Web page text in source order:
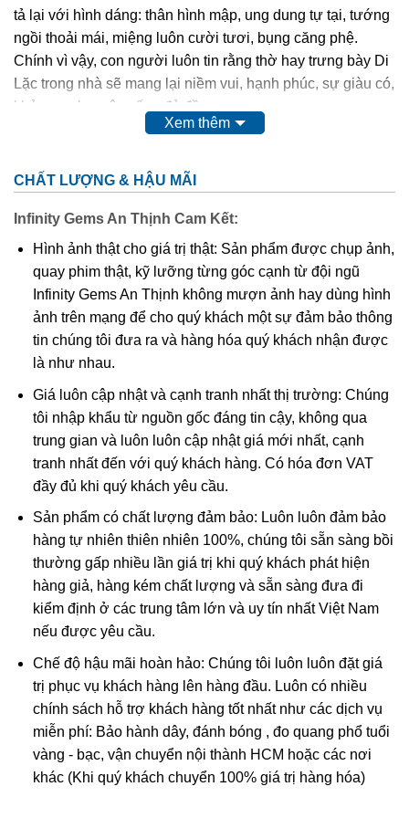
tả lại với hình dáng: thân hình mập, ung dung tự tại, tướng
ngồi thoải mái, miệng luôn cười tươi, bụng căng phệ.
Chính vì vậy, con người luôn tin rằng thờ hay trưng bày Di
Lặc trong nhà sẽ mang lại niềm vui, hạnh phúc, sự giàu có,
khỏe mạnh, cuộc sống đủ đầy.
nghệ nhân điêu khắc nên Ngài cũng quý và sang không
kém như: các loại gỗ quý, đá quý,…
công ty, nơi công cộng thì hình ảnh Ngài cũng được điêu
khắc tinh xảo trên nền mặt dây chuyền. Điều này giúp
chúng ta có thể mang Phật bên mình mọi lúc mọi nơi để
phù hộ độ trì,…Và mặt dây chuyềnPhật Di Lặccũng được
nhiều tín đồ kể cả tín ngưỡng Phật hay không tín ngưỡng
đều ưa chuộng.
Ngày nay, Phật Di Lặc Đá Ruby được tạo hình nhiều kiểu
khác nhau chứ không có 1 kiểu nhất định:
Phật Di Lặc nô đùa cùng bọn trẻ
Phật Di Lặc kéo túi tiền
Xem thêm
CHẤT LƯỢNG & HẬU MÃI
Infinity Gems An Thịnh Cam Kết:
Hình ảnh thật cho giá trị thật: Sản phẩm được chụp ảnh,
quay phim thật, kỹ lưỡng từng góc cạnh từ đội ngũ
Infinity Gems An Thịnh không mượn ảnh hay dùng hình
ảnh trên mạng để cho quý khách một sự đảm bảo thông
tin chúng tôi đưa ra và hàng hóa quý khách nhận được
là như nhau.
Giá luôn cập nhật và cạnh tranh nhất thị trường: Chúng
tôi nhập khẩu từ nguồn gốc đáng tin cậy, không qua
trung gian và luôn luôn cập nhật giá mới nhất, cạnh
tranh nhất đến với quý khách hàng. Có hóa đơn VAT
đầy đủ khi quý khách yêu cầu.
Sản phẩm có chất lượng đảm bảo: Luôn luôn đảm bảo
hàng tự nhiên thiên nhiên 100%, chúng tôi sẵn sàng bồi
thường gấp nhiều lần giá trị khi quý khách phát hiện
hàng giả, hàng kém chất lượng và sẵn sàng đưa đi
kiểm định ở các trung tâm lớn và uy tín nhất Việt Nam
nếu được yêu cầu.
Chế độ hậu mãi hoàn hảo: Chúng tôi luôn luôn đặt giá
trị phục vụ khách hàng lên hàng đầu. Luôn có nhiều
chính sách hỗ trợ khách hàng tốt nhất như các dịch vụ
miễn phí: Bảo hành dây, đánh bóng , đo quang phổ tuổi
vàng - bạc, vận chuyển nội thành HCM hoặc các nơi
khác (Khi quý khách chuyển 100% giá trị hàng hóa)